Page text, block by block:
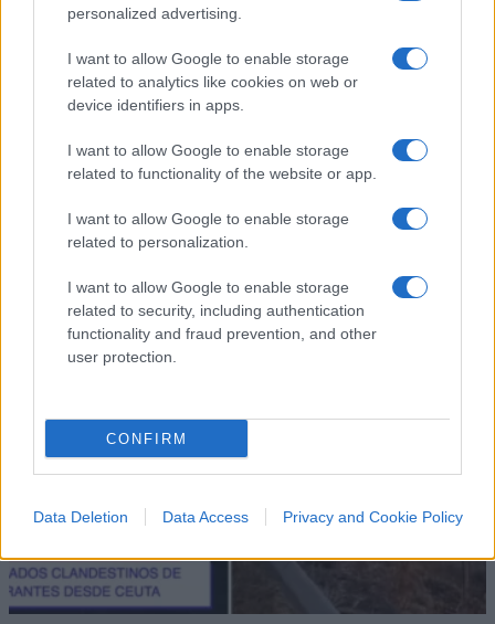
personalized advertising.
I want to allow Google to enable storage
related to analytics like cookies on web or
device identifiers in apps.
I want to allow Google to enable storage
related to functionality of the website or app.
I want to allow Google to enable storage
related to personalization.
I want to allow Google to enable storage
related to security, including authentication
functionality and fraud prevention, and other
user protection.
CONFIRM
Data Deletion Data Access Privacy and Cookie Policy
IL PIÙ LETTO DEL MESE